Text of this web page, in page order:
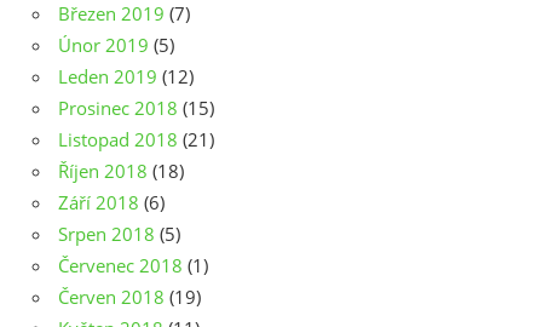
Březen 2019 (7)
Únor 2019 (5)
Leden 2019 (12)
Prosinec 2018 (15)
Listopad 2018 (21)
Říjen 2018 (18)
Září 2018 (6)
Srpen 2018 (5)
Červenec 2018 (1)
Červen 2018 (19)